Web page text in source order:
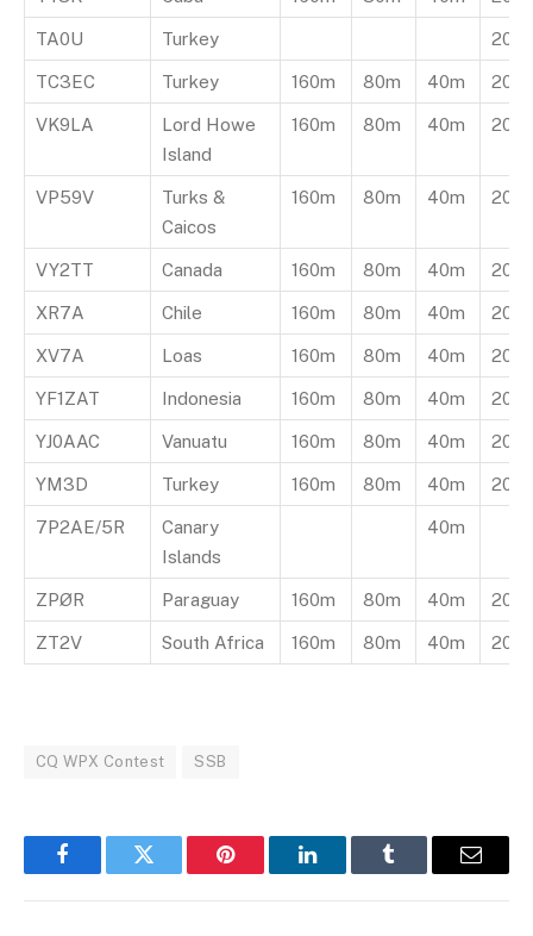
TA0U Turkey 20m
TC3EC Turkey 160m 80m 40m 20m
VK9LA
Lord Howe
Island
160m 80m 40m 20m
VP59V
Turks &
Caicos
160m 80m 40m 20m
VY2TT Canada 160m 80m 40m 20m
XR7A Chile 160m 80m 40m 20m
XV7A Loas 160m 80m 40m 20m
YF1ZAT Indonesia 160m 80m 40m 20m
YJ0AAC Vanuatu 160m 80m 40m 20m
YM3D Turkey 160m 80m 40m 20m
7P2AE/5R
Canary
Islands
40m
ZPØR Paraguay 160m 80m 40m 20m
ZT2V South Africa 160m 80m 40m 20m
CQ WPX Contest SSB
FacebookTwitter Pinterest LinkedInTumblr Email